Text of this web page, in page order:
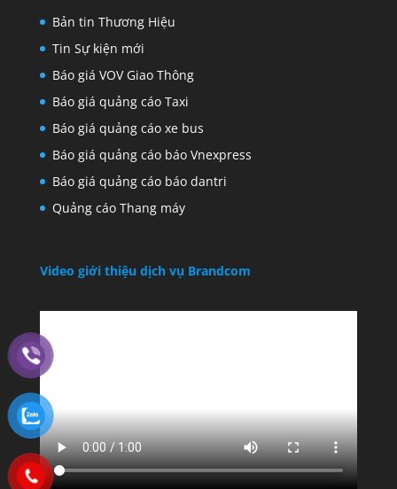
08/08/2026
Liên kết trang phổ biến
Tin Tuyển dụng
Tin Brandcom
Bản tin Thương Hiệu
Tin Sự kiện mới
Báo giá VOV Giao Thông
Báo giá quảng cáo báo dantri
Video giới thiệu dịch vụ Brandcom